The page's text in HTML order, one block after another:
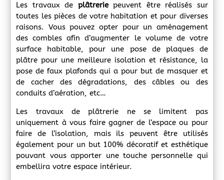
Les travaux de plâtreriepeuvent être réalisés sur
toutes les pièces de votre habitation et pour diverses
raisons. Vous pouvez opter pour un aménagement
des combles afin d’augmenter le volume de votre
surface habitable, pour une pose de plaques de
plâtre pour une meilleure isolation et résistance, la
pose de faux plafonds qui a pour but de masquer et
de cacher des dégradations, des câbles ou des
conduits d’aération, etc…
Les travaux de plâtrerie ne se limitent pas
uniquement à vous faire gagner de l’espace ou pour
faire de l’isolation, mais ils peuvent être utilisés
également pour un but 100% décoratif et esthétique
pouvant vous apporter une touche personnelle qui
embellira votre espace intérieur.